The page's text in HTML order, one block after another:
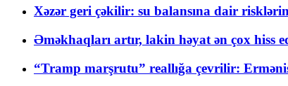
Xəzər geri çəkilir: su balansına dair
Əməkhaqları artır, lakin həyat ən çox hiss
“Tramp marşrutu” reallığa çevrilir: